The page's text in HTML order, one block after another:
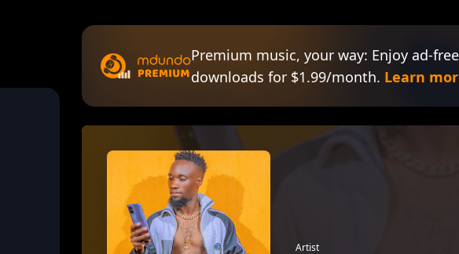
Premium music, your way: Enjoy ad-
downloads for $1.99/month. Learn
Artist